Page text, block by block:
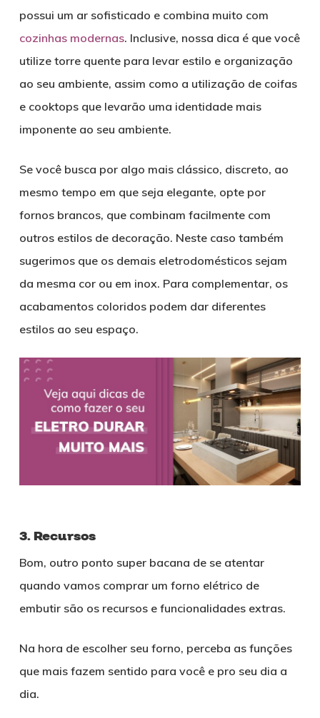
possui um ar sofisticado e combina muito com
cozinhas modernas. Inclusive, nossa dica é que você
utilize torre quente para levar estilo e organização
ao seu ambiente, assim como a utilização de coifas
e cooktops que levarão uma identidade mais
imponente ao seu ambiente.
Se você busca por algo mais clássico, discreto, ao
mesmo tempo em que seja elegante, opte por
fornos brancos, que combinam facilmente com
outros estilos de decoração. Neste caso também
sugerimos que os demais eletrodomésticos sejam
da mesma cor ou em inox. Para complementar, os
acabamentos coloridos podem dar diferentes
estilos ao seu espaço.
3. Recursos
Bom, outro ponto super bacana de se atentar
quando vamos comprar um forno elétrico de
embutir são os recursos e funcionalidades extras.
Na hora de escolher seu forno, perceba as funções
que mais fazem sentido para você e pro seu dia a
dia.